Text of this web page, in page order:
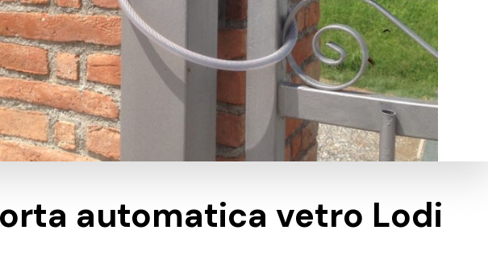
automatica vetro Lodi